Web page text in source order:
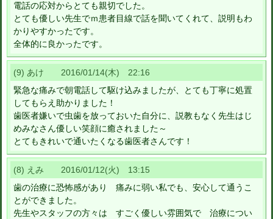
電話の応対からとても親切でした。
とても優しい先生でｍ患者目線で話を聞いてくれて、説明もわ
かりやすかったです。
全体的に良かったです。
(9) あけ 2016/01/14(木) 22:16
緊急な痛みで朝電話して駆け込みましたが、とても丁寧に処置
してもらえ助かりました！
歯医者嫌いで虫歯を放っておいた自分に、説教もなく先生はじ
めみなさん優しい笑顔に癒されました～
とてもきれいで通いたくなる歯医者さんです！
(8) えみ 2016/01/12(火) 13:15
歯の治療に恐怖感があり 痛みに弱い私でも、安心して通うこ
とができました。
先生やスタッフの方々は すごく優しい雰囲気で 治療につい